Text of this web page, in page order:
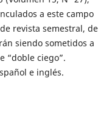
a este campo
revista semestral, de
siendo sometidos a
“doble ciego”.
e inglés.